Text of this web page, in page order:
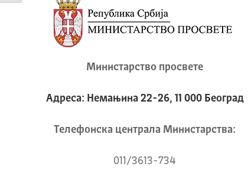
Министарство просвете
Адреса: Немањина 22-26, 11 000 Београд
Телeфонска централа Mинистарства:
011/3613-734